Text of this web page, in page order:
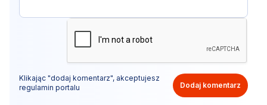
Klikając "dodaj komentarz", akceptujesz
regulamin portalu
Dodaj komentarz